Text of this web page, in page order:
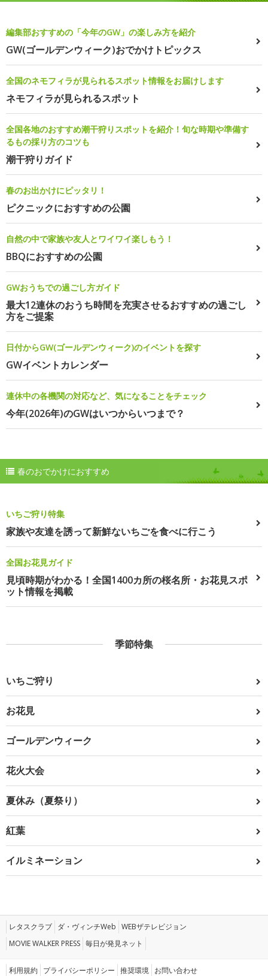
編集部おすすめの「今年のGW」の楽しみ方を紹介
GW(ゴールデンウィーク)おでかけトピックス
全国のネモフィラが見られるスポット情報をお届けします
ネモフィラが見られるスポット
全国各地のおすすめ潮干狩りスポットを紹介！旬な時期や準備す
るもの採り方のコツも
潮干狩りガイド
春のお出かけにピッタリ！
ピクニックにおすすめの公園
自然の中で家族や友人とワイワイ楽しもう！
BBQにおすすめの公園
GWおうちでの過ごし方ガイド
最大12連休のおうち時間を充実させるおすすめの過ごし
方をご提案
日付からGW(ゴールデンウィーク)のイベントを探す
GWイベントカレンダー
連休中の各機関の対応など、気になることをチェック
今年(2026年)のGWはいつからいつまで？
春のおでかけにおすすめ
いちご狩り特集
家族や友達を誘って新鮮ないちごを食べに行こう
全国お花見ガイド
見頃時期がわかる！全国1400カ所の桜名所・お花見スポ
ット情報を掲載
季節特集
いちご狩り
お花見
ゴールデンウィーク
花火大会
夏休み（夏祭り）
紅葉
イルミネーション
レタスクラブ ダ・ヴィンチWeb WEBザテレビジョン
MOVIE WALKER PRESS 毎日が発見ネット
利用規約 プライバシーポリシー 推奨環境 お問い合わせ